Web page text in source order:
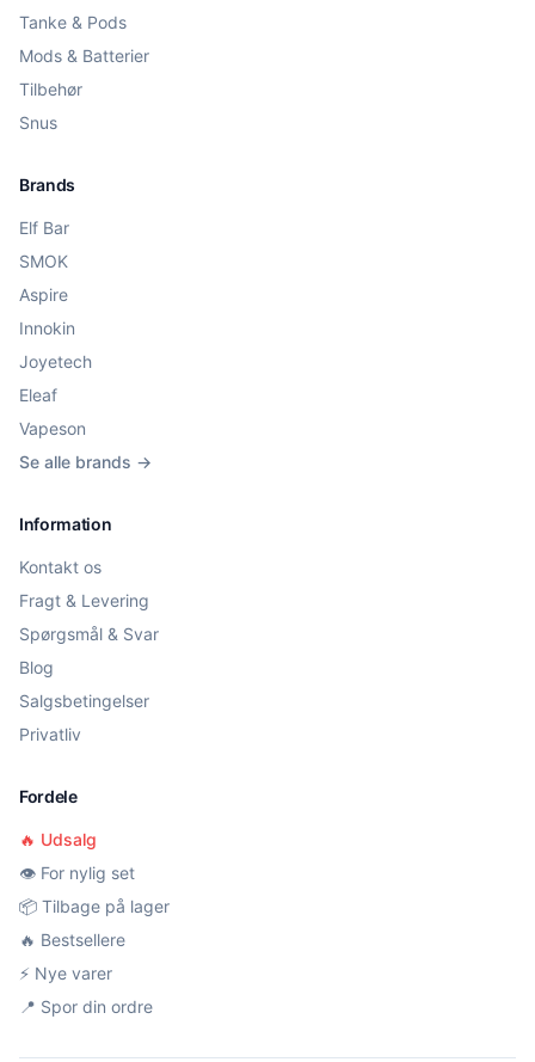
Tanke & Pods
Mods & Batterier
Tilbehør
Snus
Brands
Elf Bar
SMOK
Aspire
Innokin
Joyetech
Eleaf
Vapeson
Se alle brands →
Information
Kontakt os
Fragt & Levering
Spørgsmål & Svar
Blog
Salgsbetingelser
Privatliv
Fordele
🔥 Udsalg
👁️ For nylig set
📦 Tilbage på lager
🔥 Bestsellere
⚡ Nye varer
📍 Spor din ordre